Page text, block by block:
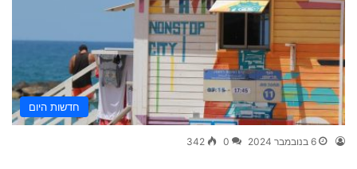
חדשות היום
6 בנובמבר 2024 0
342